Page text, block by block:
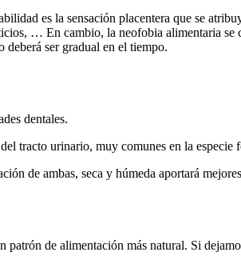
es la sensación placentera que se
… En cambio, la neofobia alimentaria se
ser gradual en el tiempo.
dentales.
tracto urinario, muy comunes en la especie
de ambas, seca y húmeda aportará
patrón de alimentación más natural. Si